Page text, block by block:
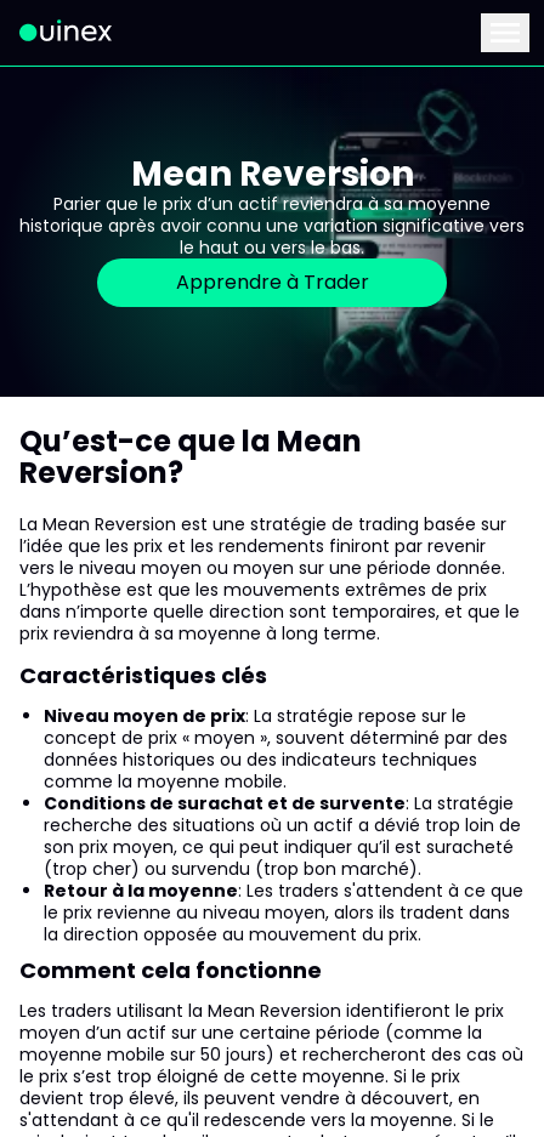
Ceci est le logo et, si vous cliquez dessus, vous serez
Mean Reversion
Parier que le prix d’un actif reviendra à sa moyenne
historique après avoir connu une variation significative vers
le haut ou vers le bas.
Apprendre à Trader
Qu’est-ce que la Mean
Reversion?
La Mean Reversion est une stratégie de trading basée sur
l’idée que les prix et les rendements finiront par revenir
vers le niveau moyen ou moyen sur une période donnée.
L’hypothèse est que les mouvements extrêmes de prix
dans n’importe quelle direction sont temporaires, et que le
prix reviendra à sa moyenne à long terme.
Caractéristiques clés
Niveau moyen de prix: La stratégie repose sur le
concept de prix « moyen », souvent déterminé par des
données historiques ou des indicateurs techniques
comme la moyenne mobile.
Conditions de surachat et de survente: La stratégie
recherche des situations où un actif a dévié trop loin de
son prix moyen, ce qui peut indiquer qu’il est suracheté
(trop cher) ou survendu (trop bon marché).
Retour à la moyenne: Les traders s'attendent à ce que
le prix revienne au niveau moyen, alors ils tradent dans
la direction opposée au mouvement du prix.
Comment cela fonctionne
Les traders utilisant la Mean Reversion identifieront le prix
moyen d’un actif sur une certaine période (comme la
moyenne mobile sur 50 jours) et rechercheront des cas où
le prix s’est trop éloigné de cette moyenne. Si le prix
devient trop élevé, ils peuvent vendre à découvert, en
s'attendant à ce qu'il redescende vers la moyenne. Si le